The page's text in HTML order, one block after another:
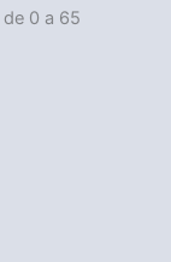
0 a 65